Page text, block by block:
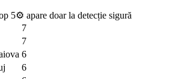
5⚙ apare doar la detecție sigură
7
7
6
6